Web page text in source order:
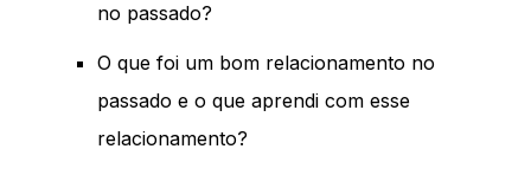
no passado?
O que foi um bom relacionamento no
passado e o que aprendi com esse
relacionamento?